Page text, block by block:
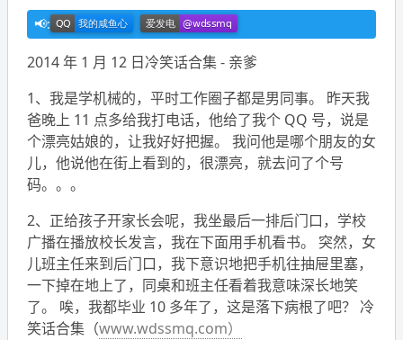
2014 年 1 月 12 日冷笑话合集 - 亲爹
1、我是学机械的，平时工作圈子都是男同事。 昨天我
爸晚上 11 点多给我打电话，他给了我个 QQ 号，说是
个漂亮姑娘的，让我好好把握。 我问他是哪个朋友的女
儿，他说他在街上看到的，很漂亮，就去问了个号
码。。。
2、正给孩子开家长会呢，我坐最后一排后门口，学校
广播在播放校长发言，我在下面用手机看书。 突然，女
儿班主任来到后门口，我下意识地把手机往抽屉里塞，
一下掉在地上了，同桌和班主任看着我意味深长地笑
了。 唉，我都毕业 10 多年了，这是落下病根了吧？ 冷
笑话合集（www.wdssmq.com）